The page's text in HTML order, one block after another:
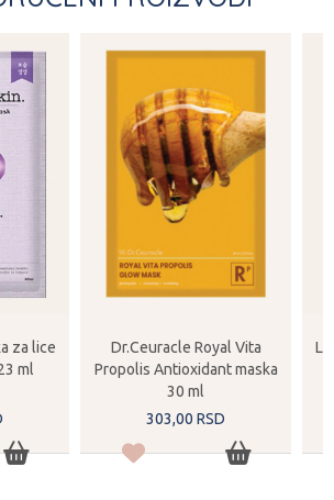
za lice
ml
Dr.Ceuracle Royal Vita
Propolis Antioxidant maska
30 ml
303,00 RSD